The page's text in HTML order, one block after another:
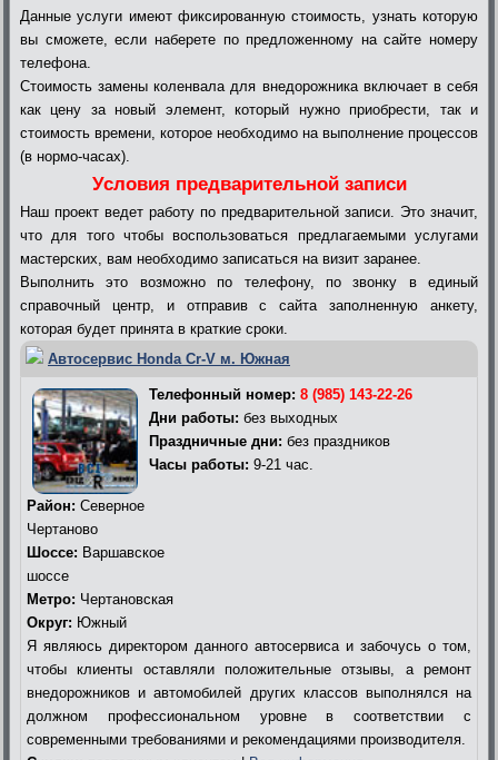
Данные услуги имеют фиксированную стоимость, узнать которую
вы сможете, если наберете по предложенному на сайте номеру
телефона.
Стоимость замены коленвала для внедорожника включает в себя
как цену за новый элемент, который нужно приобрести, так и
стоимость времени, которое необходимо на выполнение процессов
(в нормо-часах).
Условия предварительной записи
Наш проект ведет работу по предварительной записи. Это значит,
что для того чтобы воспользоваться предлагаемыми услугами
мастерских, вам необходимо записаться на визит заранее.
Выполнить это возможно по телефону, по звонку в единый
справочный центр, и отправив с сайта заполненную анкету,
которая будет принята в краткие сроки.
Автосервис Honda Cr-V м. Южная
Телефонный номер: 8 (985) 143-22-26
Дни работы: без выходных
Праздничные дни: без праздников
Часы работы: 9-21 час.
Район: Северное
Чертаново
Шоссе: Варшавское
шоссе
Метро: Чертановская
Округ: Южный
Я являюсь директором данного автосервиса и забочусь о том,
чтобы клиенты оставляли положительные отзывы, а ремонт
внедорожников и автомобилей других классов выполнялся на
должном профессиональном уровне в соответствии с
современными требованиями и рекомендациями производителя.